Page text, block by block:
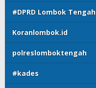
#DPRD Lombok Tengah
Koranlombok.id
polreslomboktengah
#kades